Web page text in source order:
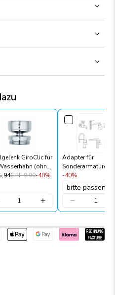
GiroClic für
(ohne
CHF 9.90-40%
Adapter für
Sonderarmaturen
-40%